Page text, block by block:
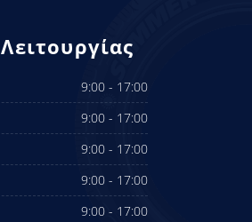
Λειτουργίας
9:00 - 17:00
9:00 - 17:00
9:00 - 17:00
9:00 - 17:00
9:00 - 17:00